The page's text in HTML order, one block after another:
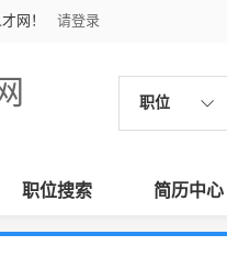
网！ 请登录
职位
职位搜索 简历中心